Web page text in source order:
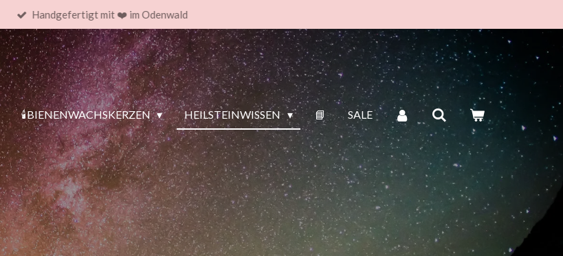
Handgefertigt mit ❤️ im Odenwald
🕯️BIENENWACHSKERZEN HEILSTEINWISSEN 📘 SALE